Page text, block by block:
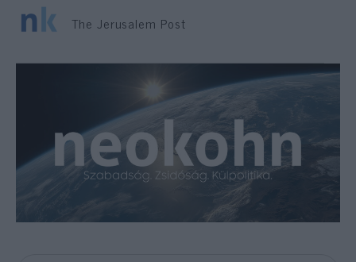
The Jerusalem Post